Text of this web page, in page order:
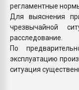
регламентные
Для выяснения
чрезвычайной
расследование.
По
эксплуатацию
ситуация